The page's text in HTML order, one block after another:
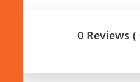
0 Reviews